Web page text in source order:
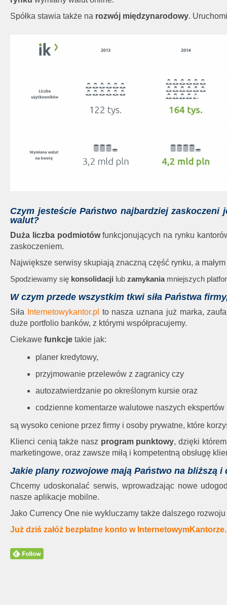
Spółka stawia także na rozwój międzynarodowy.
Czym jesteście Państwo najbardziej
walut?
Duża liczba podmiotówfunkcjonujących na rynku
zaskoczeniem.
Największe serwisy skupiają znaczną część rynku, a
Spodziewamy się konsolidacji lub zamykaniamniejszych
W czym przede wszystkim tkwi siła Państwa
Siła Internetowykantor.pl to nasza uznana już marka,
duże portfolio banków, z którymi współpracujemy.
Ciekawe funkcje takie jak:
planer kredytowy,
przyjmowanie przelewów z zagranicy czy
autozatwierdzanie po określonym kursie oraz
codzienne komentarze walutowe naszych ekspertów
są wysoko cenione przez firmy i osoby prywatne, które
Klienci cenią także nasz program punktowy, dzięki
marketingowe, oraz zawsze miłą i kompetentną obsługę
Jakie plany rozwojowe mają Państwo na bliższą i
Chcemy udoskonalać serwis, wprowadzając nowe
nasze aplikacje mobilne.
Jako Currency One nie wykluczamy także dalszego
Już dziś załóż bezpłatne konto w